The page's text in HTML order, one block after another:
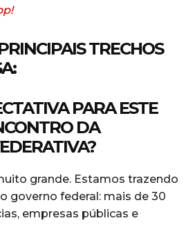
TRECHOS
PARA ESTE
DA
grande. Estamos trazendo
governo federal: mais de 30
empresas públicas e